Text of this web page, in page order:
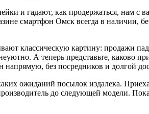
и гадают, как продержаться, нам с
смартфон Омск всегда в наличии,
классическую картину: продажи
А теперь представьте, каково
напрямую, без посредников и долгой
ожиданий посылок издалека.
до следующей модели.